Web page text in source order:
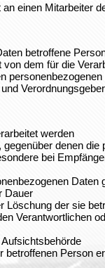
einen Mitarbeiter
betroffene
dem für die
werden
denen
bei
Dauer
der sie
Verantwortlichen
Person